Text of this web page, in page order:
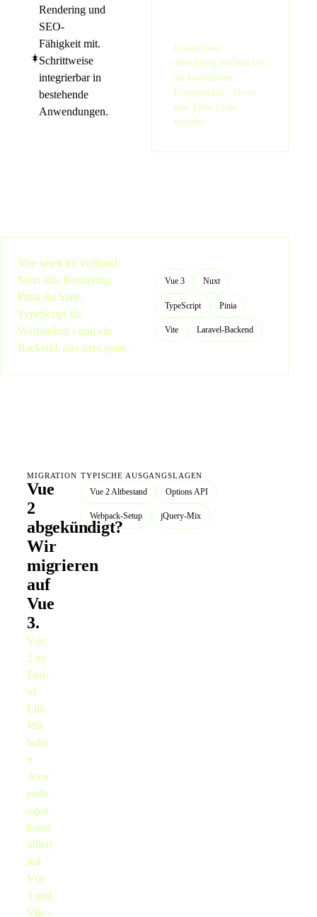
Rendering und
SEO-
Fähigkeit mit.
Schrittweise
integrierbar in
bestehende
Anwendungen.
Genau diese
Abwägung machen wir
im kostenlosen
Erstgespräch - bevor
eine Zeile Code
entsteht.
Vue spielt im Verbund:
Nuxt fürs Rendering,
Pinia für State,
TypeScript für
Wartbarkeit - und ein
Backend, das dazu passt.
Vue 3 Nuxt
TypeScript Pinia
Vite Laravel-Backend
MIGRATION
Vue
2
abgekündigt?
Wir
migrieren
auf
Vue
3.
Vue
2 ist
End-
of-
Life.
Wir
hebe
n
Anw
endu
ngen
kontr
olliert
auf
Vue
3 und
Vite -
TYPISCHE AUSGANGSLAGEN
Vue 2 Altbestand Options API
Webpack-Setup jQuery-Mix